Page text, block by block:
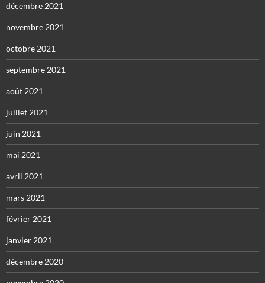
décembre 2021
novembre 2021
octobre 2021
septembre 2021
août 2021
juillet 2021
juin 2021
mai 2021
avril 2021
mars 2021
février 2021
janvier 2021
décembre 2020